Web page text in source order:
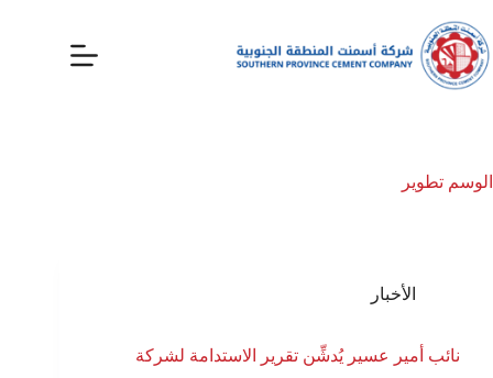
الوسم تطوير
الأخبار
نائب أمير عسير يُدشِّن تقرير الاستدامة لشركة